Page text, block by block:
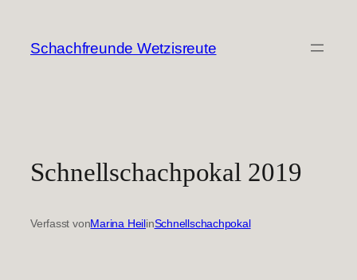
springen
Schachfreunde Wetzisreute
Schnellschachpokal 2019
Verfasst vonMarina HeilinSchnellschachpokal